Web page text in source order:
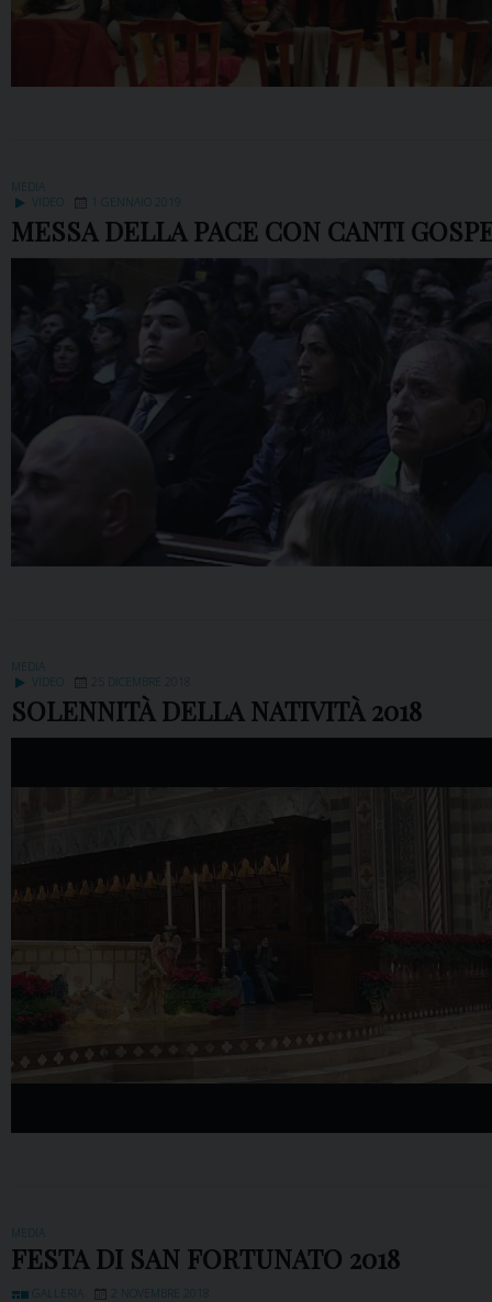
MEDIA
VIDEO
1 GENNAIO 2019
MESSA DELLA PACE CON CANTI
MEDIA
VIDEO
25 DICEMBRE 2018
SOLENNITÀ DELLA NATIVITÀ 2018
MEDIA
FESTA DI SAN FORTUNATO 2018
GALLERIA 2 NOVEMBRE 2018